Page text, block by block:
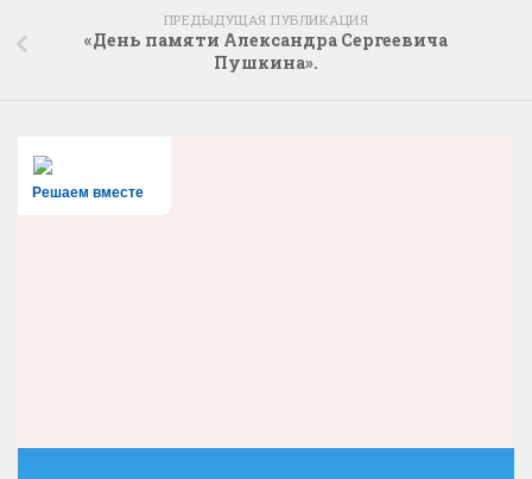
ПРЕДЫДУЩАЯ ПУБЛИКАЦИЯ
«День памяти Александра Сергеевича
Пушкина».
Решаем вместе